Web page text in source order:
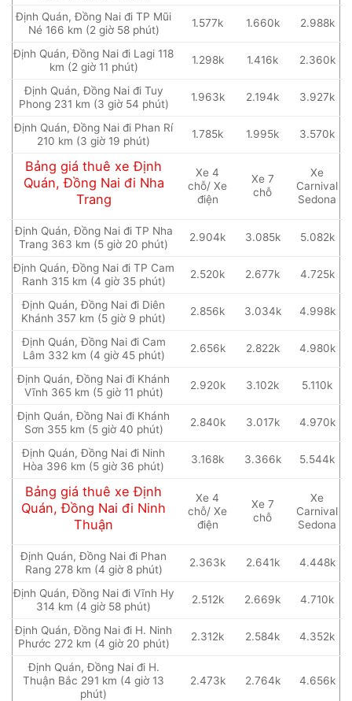
Định Quán, Đồng Nai đi TP Mũi
Né 166 km (2 giờ 58 phút)
1.577k 1.660k 2.988k
Định Quán, Đồng Nai đi Lagi 118
km (2 giờ 11 phút)
1.298k 1.416k 2.360k
Định Quán, Đồng Nai đi Tuy
Phong 231 km (3 giờ 54 phút)
1.963k 2.194k 3.927k
Định Quán, Đồng Nai đi Phan Rí
210 km (3 giờ 19 phút)
1.785k 1.995k 3.570k
Bảng giá thuê xe Định
Quán, Đồng Nai đi Nha
Trang
Xe 4
chỗ/ Xe
điện
Xe 7
chỗ
Xe
Carnival
Sedona
Định Quán, Đồng Nai đi TP Nha
Trang 363 km (5 giờ 20 phút)
2.904k 3.085k 5.082k
Định Quán, Đồng Nai đi TP Cam
Ranh 315 km (4 giờ 35 phút)
2.520k 2.677k 4.725k
Định Quán, Đồng Nai đi Diên
Khánh 357 km (5 giờ 9 phút)
2.856k 3.034k 4.998k
Định Quán, Đồng Nai đi Cam
Lâm 332 km (4 giờ 45 phút)
2.656k 2.822k 4.980k
Định Quán, Đồng Nai đi Khánh
Vĩnh 365 km (5 giờ 11 phút)
2.920k 3.102k 5.110k
Định Quán, Đồng Nai đi Khánh
Sơn 355 km (5 giờ 40 phút)
2.840k 3.017k 4.970k
Định Quán, Đồng Nai đi Ninh
Hòa 396 km (5 giờ 36 phút)
3.168k 3.366k 5.544k
Bảng giá thuê xe Định
Quán, Đồng Nai đi Ninh
Thuận
Xe 4
chỗ/ Xe
điện
Xe 7
chỗ
Xe
Carnival
Sedona
Định Quán, Đồng Nai đi Phan
Rang 278 km (4 giờ 8 phút)
2.363k 2.641k 4.448k
Định Quán, Đồng Nai đi Vĩnh Hy
314 km (4 giờ 58 phút)
2.512k 2.669k 4.710k
Định Quán, Đồng Nai đi H. Ninh
Phước 272 km (4 giờ 20 phút)
2.312k 2.584k 4.352k
Định Quán, Đồng Nai đi H.
Thuận Bắc 291 km (4 giờ 13
phút)
2.473k 2.764k 4.656k